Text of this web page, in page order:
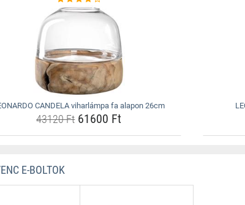
CANDELA viharlámpa fa alapon 26cm
43120 Ft61600 Ft
E-BOLTOK